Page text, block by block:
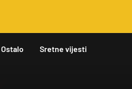
Ostalo Sretne vijesti